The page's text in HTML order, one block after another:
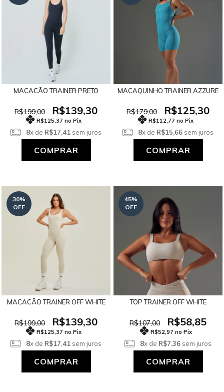
MACACÃO TRAINER PRETO
R$199,00 R$139,30
R$125,37 no Pix
8x de R$17,41sem juros
COMPRAR
MACAQUINHO TRAINER AZZURE
R$179,00 R$125,30
R$112,77 no Pix
8x de R$15,66sem juros
COMPRAR
30%
OFF
MACACÃO TRAINER OFF WHITE
R$199,00 R$139,30
R$125,37 no Pix
8x de R$17,41sem juros
COMPRAR
45%
OFF
TOP TRAINER OFF WHITE
R$107,00 R$58,85
R$52,97 no Pix
8x de R$7,36sem juros
COMPRAR